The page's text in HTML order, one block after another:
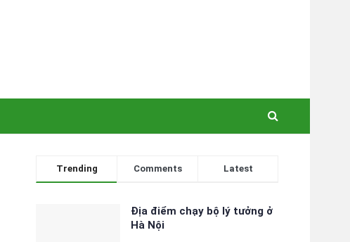
Trending Comments Latest
Địa điểm chạy bộ lý tưởng ở
Hà Nội